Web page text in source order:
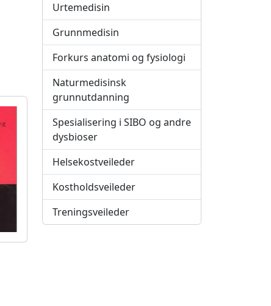
Urtemedisin
Grunnmedisin
Forkurs anatomi og fysiologi
Naturmedisinsk
grunnutdanning
Spesialisering i SIBO og andre
dysbioser
Helsekostveileder
Kostholdsveileder
Treningsveileder